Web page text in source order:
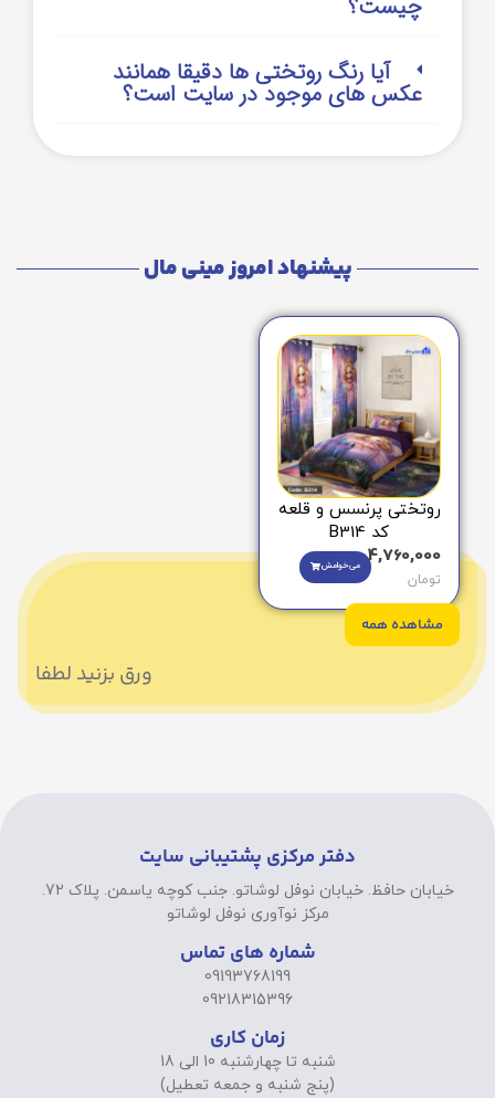
آیا رنگ روتختی ها دقیقا همانند
عکس های موجود در سایت است؟
پیشنهاد امروز مینی مال
روتختی پرنسس و قلعه
کد B314
4,760,000
تومان
می‌خوامش
مشاهده همه
ورق بزنید لطفا
دفتر مرکزی پشتیبانی سایت
خیابان حافظ. خیابان نوفل لوشاتو. جنب کوچه یاسمن. پلاک 72.
مرکز نوآوری نوفل لوشاتو
شماره های تماس
09193768199
09218315396
زمان کاری
شنبه تا چهارشنبه 10 الی 18
(پنج شنبه و جمعه تعطیل)